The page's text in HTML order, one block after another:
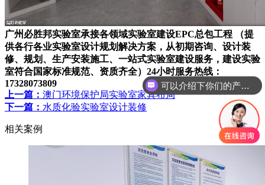
广州必胜邦实验室承接各领域实验室建设EPC总包工程 （提
供各行各业实验室设计规划解决方案，从初期咨询、设计装
修、规划、生产安装施工、一站式实验室建设服务，建设实验
室符合国家标准规范、资质齐全）24小时服务热线：
17328073809
上一篇： 澳门环境保护局实验室家具布局
下一篇： 水质化验实验室设计装修
相关案例
可以介绍下你们的产品么